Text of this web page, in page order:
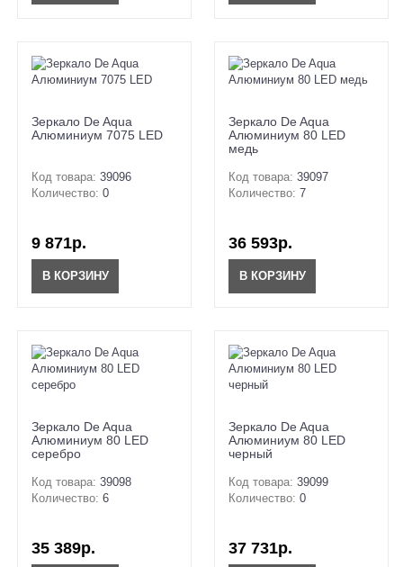
Зеркало De Aqua
Алюминиум 7075 LED
Код товара: 39096
Количество: 0
9 871р.
В КОРЗИНУ
Зеркало De Aqua
Алюминиум 80 LED
медь
Код товара: 39097
Количество: 7
36 593р.
В КОРЗИНУ
Зеркало De Aqua
Алюминиум 80 LED
серебро
Код товара: 39098
Количество: 6
35 389р.
Зеркало De Aqua
Алюминиум 80 LED
черный
Код товара: 39099
Количество: 0
37 731р.